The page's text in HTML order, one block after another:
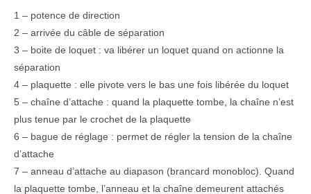
1 – potence de direction
2 – arrivée du câble de séparation
3 – boite de loquet : va libérer un loquet quand on actionne la
séparation
4 – plaquette : elle pivote vers le bas une fois libérée du loquet
5 – chaîne d’attache : quand la plaquette tombe, la chaîne n’est
plus tenue par le crochet de la plaquette
6 – bague de réglage : permet de régler la tension de la chaîne
d’attache
7 – anneau d’attache au diapason (brancard monobloc). Quand
la plaquette tombe, l’anneau et la chaîne demeurent attachés